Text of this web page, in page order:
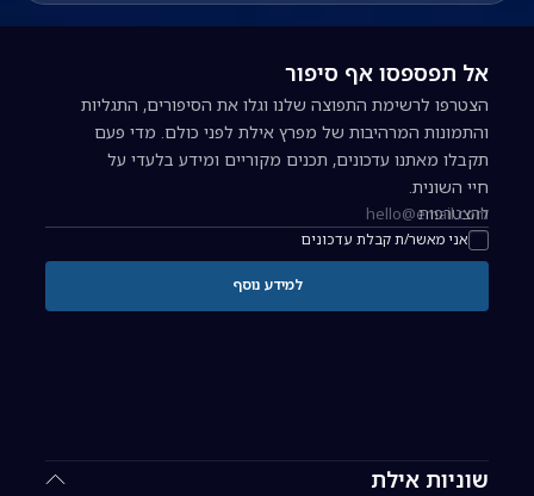
שוניות אילת
אל תפספסו אף סיפור
הצטרפו לרשימת התפוצה שלנו וגלו את הסיפורים, התגליות
והתמונות המרהיבות של מפרץ אילת לפני כולם. מדי פעם
תקבלו מאתנו עדכונים, תכנים מקוריים ומידע בלעדי על
חיי השונית.
כתובת אימייל להרשמה לניוזלטר
אני מאשר/ת קבלת עדכונים
להצטרפות
למידע נוסף